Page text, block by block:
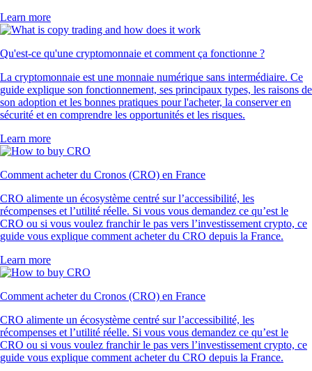
Learn more
Qu'est-ce qu'une cryptomonnaie et comment ça fonctionne ?
La cryptomonnaie est une monnaie numérique sans intermédiaire. Ce
guide explique son fonctionnement, ses principaux types, les raisons de
son adoption et les bonnes pratiques pour l'acheter, la conserver en
sécurité et en comprendre les opportunités et les risques.
Learn more
Comment acheter du Cronos (CRO) en France
CRO alimente un écosystème centré sur l’accessibilité, les
récompenses et l’utilité réelle. Si vous vous demandez ce qu’est le
CRO ou si vous voulez franchir le pas vers l’investissement crypto, ce
guide vous explique comment acheter du CRO depuis la France.
Learn more
Comment acheter du Cronos (CRO) en France
CRO alimente un écosystème centré sur l’accessibilité, les
récompenses et l’utilité réelle. Si vous vous demandez ce qu’est le
CRO ou si vous voulez franchir le pas vers l’investissement crypto, ce
guide vous explique comment acheter du CRO depuis la France.